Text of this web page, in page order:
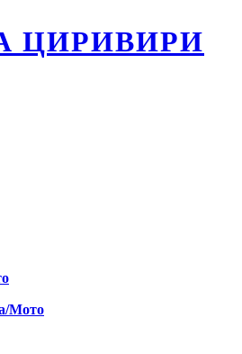
ЦИРИВИРИ
Мото